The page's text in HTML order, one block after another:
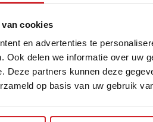
cookies
en advertenties te
Ook delen we informatie over uw
Deze partners kunnen deze
op basis van uw gebruik
bij de mensen die nu al
het probleem moet bij de bron
verslaafd worden gemaakt door
van longkanker te
heeft oplossingen: